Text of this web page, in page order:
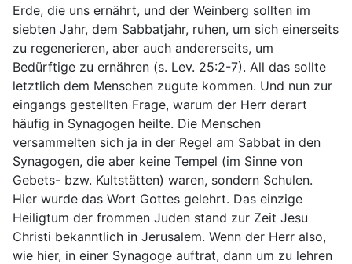
Erde, die uns ernährt, und der Weinberg sollten im
siebten Jahr, dem Sabbatjahr, ruhen, um sich einerseits
zu regenerieren, aber auch andererseits, um
Bedürftige zu ernähren (s. Lev. 25:2-7). All das sollte
letztlich dem Menschen zugute kommen. Und nun zur
eingangs gestellten Frage, warum der Herr derart
häufig in Synagogen heilte. Die Menschen
versammelten sich ja in der Regel am Sabbat in den
Synagogen, die aber keine Tempel (im Sinne von
Gebets- bzw. Kultstätten) waren, sondern Schulen.
Hier wurde das Wort Gottes gelehrt. Das einzige
Heiligtum der frommen Juden stand zur Zeit Jesu
Christi bekanntlich in Jerusalem. Wenn der Herr also,
wie hier, in einer Synagoge auftrat, dann um zu lehren